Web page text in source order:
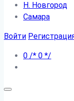
Н. Новгород
Самара
Войти
0 /* 0 */